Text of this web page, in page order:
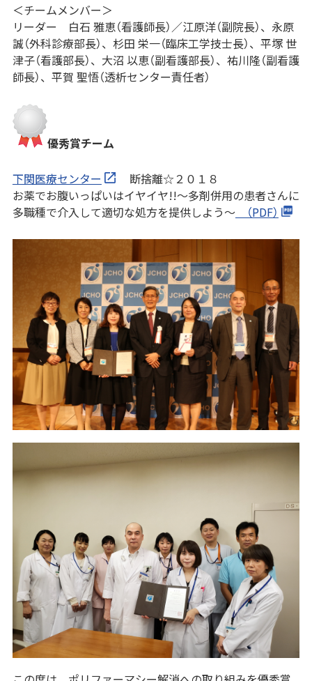
＜チームメンバー＞
リーダー 白石 雅恵（看護師長）／江原洋（副院長）、永原
誠（外科診療部長）、杉田 栄一（臨床工学技士長）、平塚 世
津子（看護部長）、大沼 以恵（副看護部長）、祐川隆（副看護
師長）、平賀 聖悟（透析センター責任者）
優秀賞チーム
下関医療センター
断捨離☆２０１８
お薬でお腹いっぱいはイヤイヤ!!～多剤併用の患者さんに
多職種で介入して適切な処方を提供しよう～ （PDF）